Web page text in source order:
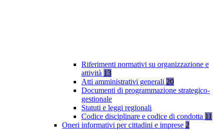
Riferimenti normativi su organizzazione e
attività 13
Atti amministrativi generali 20
Documenti di programmazione strategico-
gestionale
Statuti e leggi regionali
Codice disciplinare e codice di condotta 11
Oneri informativi per cittadini e imprese 2